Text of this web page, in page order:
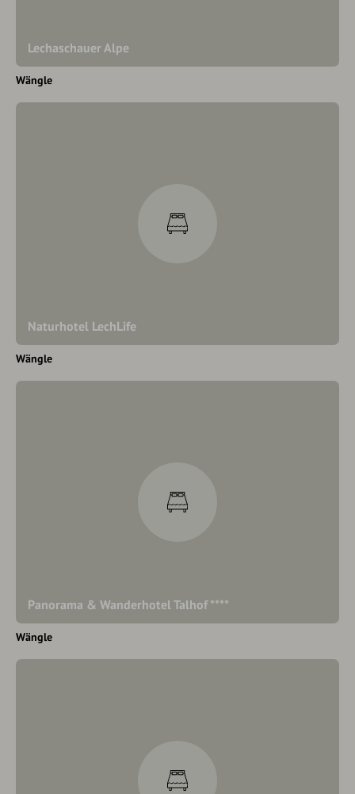
Lechaschauer Alpe
Wängle
Naturhotel LechLife
Wängle
Panorama & Wanderhotel Talhof ****
Wängle